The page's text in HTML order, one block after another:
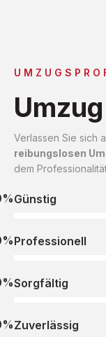
Verlassen Sie sich
reibungslosen
dem
Günstig
Professionell
Sorgfältig
Zuverlässig